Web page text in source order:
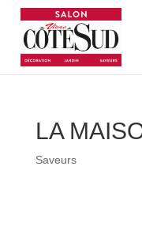
LA
Saveurs